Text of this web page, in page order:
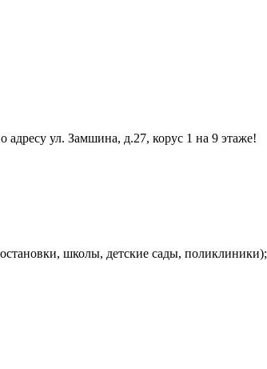
ул. Замшина, д.27, корус 1 на 9 этаже!
школы, детские сады, поликлиники);